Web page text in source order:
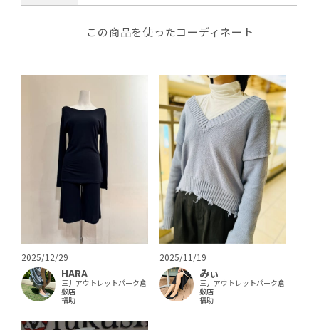
この商品を使ったコーディネート
2025/12/29
HARA
三井アウトレットパーク倉
敷店
福助
2025/11/19
みぃ
三井アウトレットパーク倉
敷店
福助